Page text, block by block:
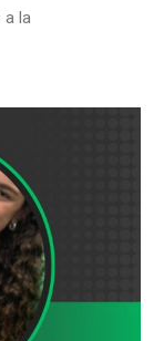
a la